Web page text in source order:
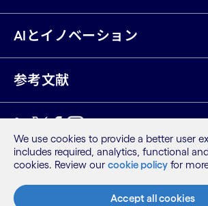
AIとイノベーション
参考文献
LinkedIn
Twitter
Facebook
Instagram
Youtube
サイトマップ
利用規約
プライバシーポリシー
Cookieポリシー
We use cookies to provide a better user
includes required, analytics, functional
cookies. Review our cookie policy for
Accept all cookies